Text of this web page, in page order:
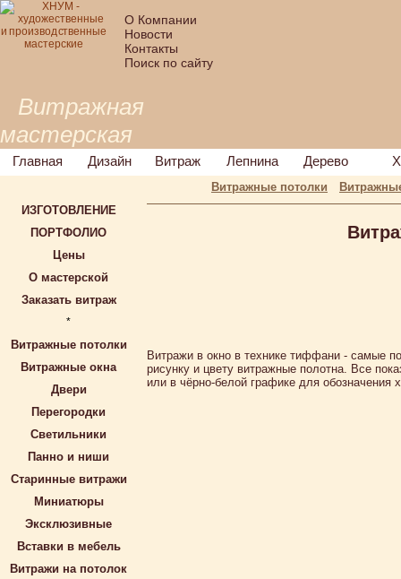
О Компании
Новости
Контакты
Поиск по сайту
Витражная
мастерская
Главная Дизайн Витраж Лепнина Дерево
Витражные потолки
ИЗГОТОВЛЕНИЕ
ПОРТФОЛИО
Цены
О мастерской
Заказать витраж
*
Витражные потолки
Витражные окна
Двери
Перегородки
Светильники
Панно и ниши
Старинные витражи
Миниатюры
Эксклюзивные
Вставки в мебель
Витражи на потолок
Витражи в окно в технике тиффани - самые
рисунку и цвету витражные полотна. Все
или в чёрно-белой графике для обозначения